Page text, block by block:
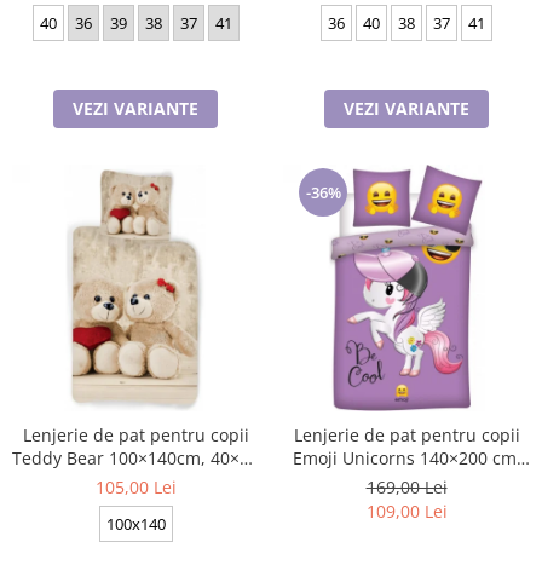
40 36 39 38 37 41
VEZI VARIANTE
36 40 38 37 41
VEZI VARIANTE
Lenjerie de pat pentru copii
Teddy Bear 100×140cm, 40×45
cm BRM006430
105,00 Lei
100x140
-36%
Lenjerie de pat pentru copii
Emoji Unicorns 140×200 cm,
70×90 cm, Disney, 100%
bumbac
169,00 Lei
109,00 Lei